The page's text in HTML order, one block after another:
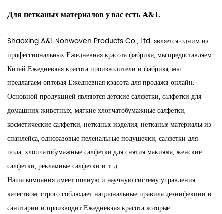
Для нетканых материалов у вас есть A&L
Shaoxing A&L Nonwoven Products Co., Ltd. является одним из
профессиональныхЕжедневная красота фабрика, мы предоставляем
Китай Ежедневная красота производители и фабрика, мы
предлагаемоптовая Ежедневная красота для продажи онлайн.
Основной продукцией являются детские салфетки, салфетки для
домашних животных, мягкие хлопчатобумажные салфетки,
косметические салфетки, нетканые изделия, нетканые материалы из
спанлейса, одноразовые пеленальные подушечки, салфетки для
пола, хлопчатобумажные салфетки для снятия макияжа, женские
салфетки, рекламные салфетки и т. д.
Наша компания имеет полную и научную систему управления
качеством, строго соблюдает национальные правила дезинфекции и
санитарии и производит Ежедневная красота которые